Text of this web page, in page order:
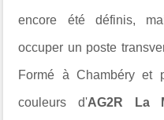
encore été définis,
occuper un poste
Formé à Chambéry et
couleurs d'AG2R La